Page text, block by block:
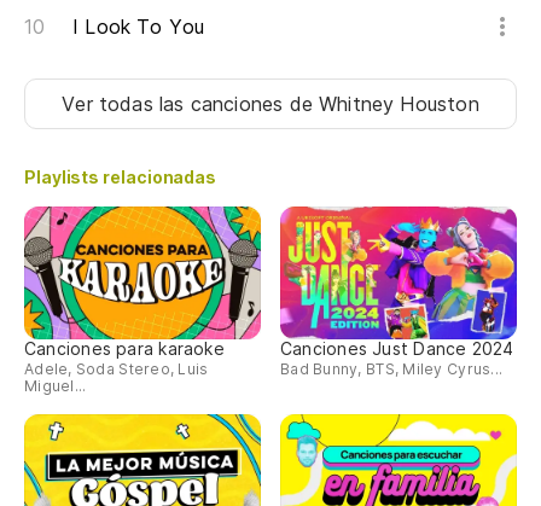
I Look To You
Ver todas las canciones de Whitney Houston
Playlists relacionadas
Canciones para karaoke
Adele, Soda Stereo, Luis
Miguel...
Canciones Just Dance 2024
Bad Bunny, BTS, Miley Cyrus...